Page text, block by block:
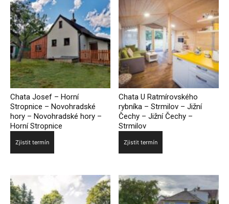
Chata Josef – Horní
Stropnice – Novohradské
hory – Novohradské hory –
Horní Stropnice
Zjistit termín
Chata U Ratmírovského
rybníka – Strmilov – Jižní
Čechy – Jižní Čechy –
Strmilov
Zjistit termín